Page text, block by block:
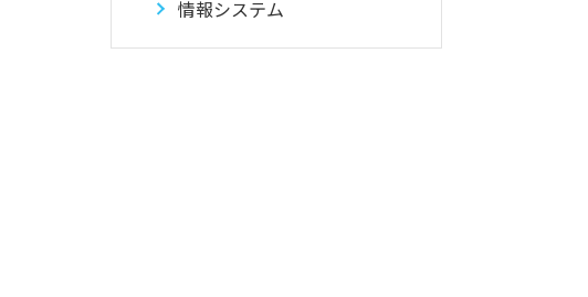
情報システム